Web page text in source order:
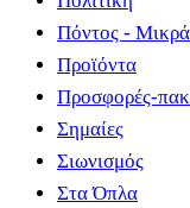
Πόντος -
Προϊόντα
Προσφορές-
Σημαίες
Σιωνισμός
Στα Όπλα